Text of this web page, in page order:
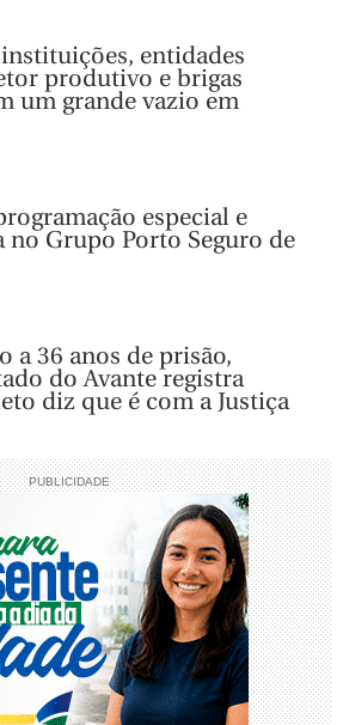
entidades
produtivo e brigas
um grande vazio em
especial e
Grupo Porto Seguro de
a 36 anos de prisão,
do Avante registra
diz que é com a Justiça
PUBLICIDADE